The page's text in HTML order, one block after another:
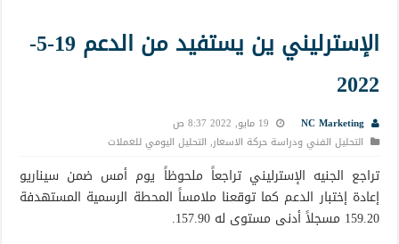
الإسترليني ين يستفيد من الدعم 19-5-
2022
NC Marketing
19 مايو, 2022 8:37 ص
التحليل الفني ودراسة حركة الاسعار, التحليل اليومي للعملات
تراجع الجنيه الإسترليني تراجعاً ملحوظاً يوم أمس ضمن سيناريو
إعادة إختبار الدعم كما توقعنا ملامساً المحطة الرسمية المستهدفة
159.20 مسجلاً أدنى مستوى له 157.90.